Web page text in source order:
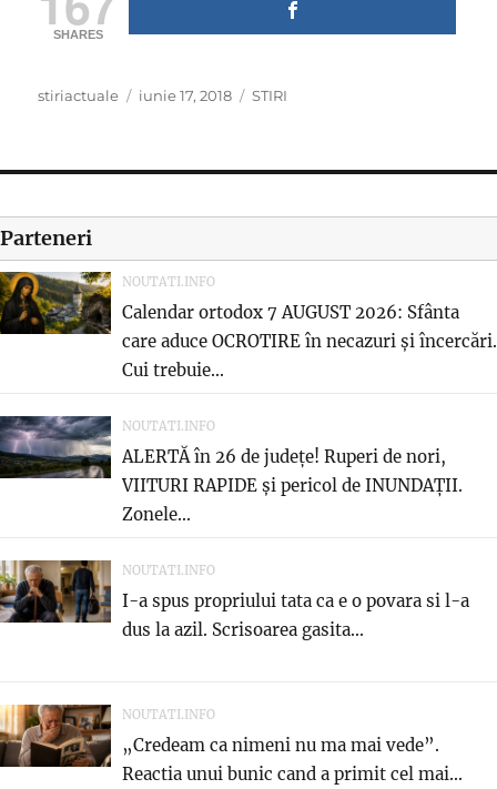
SHARES
Author
stiriactuale
Posted
iunie 17, 2018 Categories
STIRI
Parteneri
NOUTATI.INFO
Calendar ortodox 7 AUGUST 2026: Sfânta
care aduce OCROTIRE în necazuri și încercări.
Cui trebuie...
NOUTATI.INFO
ALERTĂ în 26 de județe! Ruperi de nori,
VIITURI RAPIDE și pericol de INUNDAȚII.
Zonele...
NOUTATI.INFO
I-a spus propriului tata ca e o povara si l-a
dus la azil. Scrisoarea gasita...
NOUTATI.INFO
„Credeam ca nimeni nu ma mai vede”.
Reactia unui bunic cand a primit cel mai...